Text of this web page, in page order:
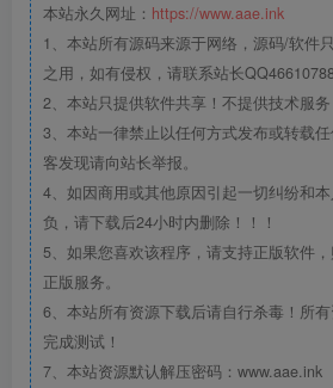
本站永久网址： https://www.aae.ink
1、本站所有源码来源于网络，源码/软件
之用，如有侵权，请联系站长
2、本站只提供软件共享！不提供技术服务
3、本站一律禁止以任何方式发布或转载
客发现请向站长举报。
4、如因商用或其他原因引起一切纠纷和
负，请下载后24小时内删除！！！
5、如果您喜欢该程序，请支持正版软件
正版服务。
6、本站所有资源下载后请自行杀毒！所
完成测试！
7、本站资源默认解压密码：www.aae.ink